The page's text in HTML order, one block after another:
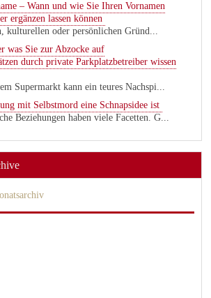
– Wann und wie Sie Ihren Vornamen
ergänzen lassen können
kulturellen oder persönlichen Gründ...
was Sie zur Abzocke auf
durch private Parkplatzbetreiber wissen
Supermarkt kann ein teures Nachspi...
mit Selbstmord eine Schnapsidee ist
Beziehungen haben viele Facetten. G...